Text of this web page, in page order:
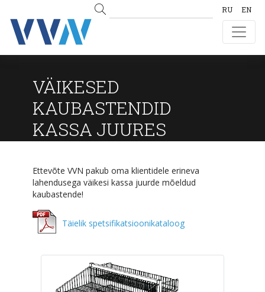
RU EN
VÄIKESED
KAUBASTENDID
KASSA JUURES
Ettevõte VVN pakub oma klientidele erineva
lahendusega väikesi kassa juurde mõeldud
kaubastende!
Täielik spetsifikatsioonikataloog